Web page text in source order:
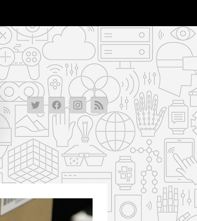
2013-
03-
15_00-
10-
19-
1020_verge_super_wide
2013-
03-
15_00-
10-
19-
1020_verge_super_wide
2013-
03-
15_00-
10-
19-
1020_verge_super_wide
2013-
03-
15_00-
10-
19-